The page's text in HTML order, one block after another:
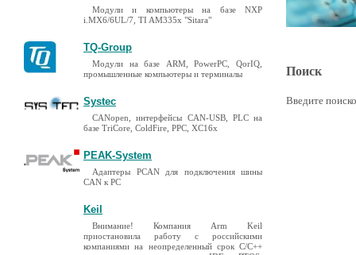
Модули и компьютеры на базе NXP
i.MX6/6UL/7, TI AM335x "Sitara"
TQ-Group
Модули на базе ARM, PowerPC, QorIQ,
промышленные компьютеры и терминалы
Systec
CANopen, интерфейсы CAN-USB, PLC на
базе TriCore, ColdFire, PPC, XC16x
PEAK-System
Адаптеры PCAN для подключения шины
CAN к PC
Keil
Внимание! Компания Arm Keil
приостановила работу с российскими
компаниями на неопределенный срок C/C++
Поиск
Введите